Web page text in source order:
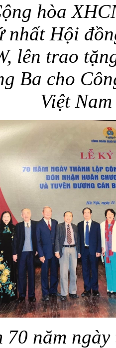
hòa
nhất Hội
lên trao
Ba cho
Việt Nam
70 năm